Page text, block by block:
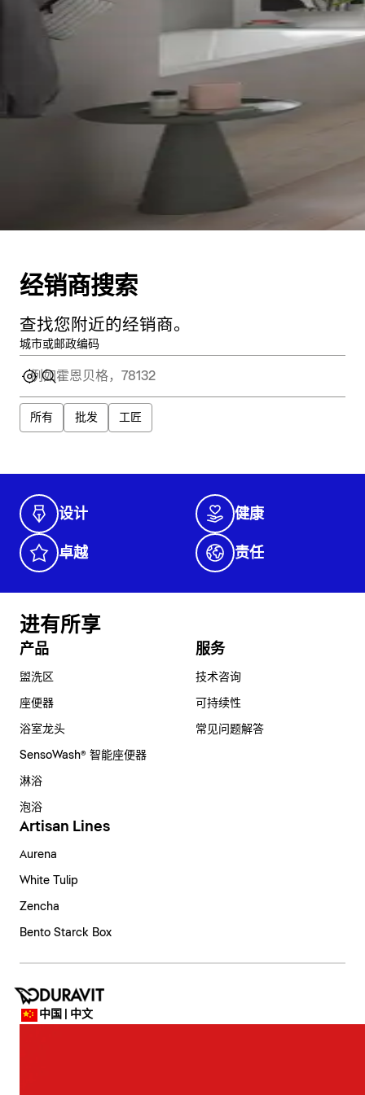
经销商搜索
查找您附近的经销商。
城市或邮政编码
所有 批发 工匠
设计 健康
卓越 责任
进有所享
产品
盥洗区
座便器
浴室龙头
SensoWash® 智能座便器
淋浴
泡浴
服务
技术咨询
可持续性
常见问题解答
Artisan Lines
Aurena
White Tulip
Zencha
Bento Starck Box
中国 | 中文